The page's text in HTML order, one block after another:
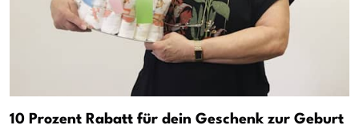
10 Prozent Rabatt für dein Geschenk zur Geburt